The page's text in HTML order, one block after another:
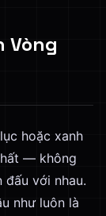
Vòng
hoặc xanh
— không
với nhau.
như luôn là